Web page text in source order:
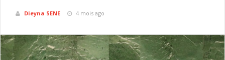
Dieyna SENE 4 mois ago